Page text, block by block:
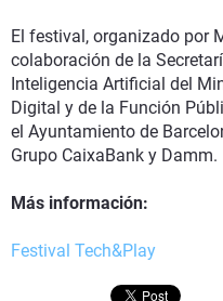
El festival, organizado por
colaboración de la
Inteligencia Artificial del
Digital y de la Función
el Ayuntamiento de
Grupo CaixaBank y Damm.
Más información:
Festival Tech&Play